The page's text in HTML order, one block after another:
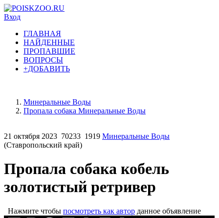
Вход
ГЛАВНАЯ
НАЙДЕННЫЕ
ПРОПАВШИЕ
ВОПРОСЫ
+ДОБАВИТЬ
Минеральные Воды
Пропала собака Минеральные Воды
21 октября 2023 70233 1919 Минеральные Воды
(Ставропольский край)
Пропала собака кобель
золотистый ретривер
Нажмите чтобы посмотреть как автор данное объявление